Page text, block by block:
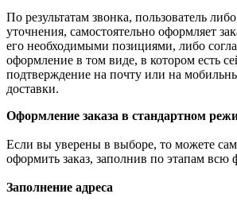
По результатам звонка, пользователь
уточнения, самостоятельно оформляет
его необходимыми позициями, либо
оформление в том виде, в котором есть
подтверждение на почту или на
доставки.
Оформление заказа в стандартном
Если вы уверены в выборе, то можете
оформить заказ, заполнив по этапам всю
Заполнение адреса